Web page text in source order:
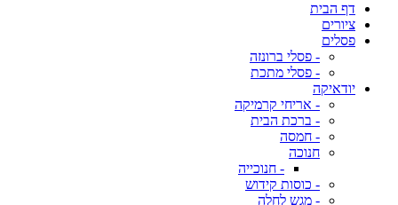
דף הבית
ציורים
פסלים
- פסלי ברונזה
- פסלי מתכת
יודאיקה
- אריחי קרמיקה
- ברכת הבית
- חמסה
חנוכה
- חנוכייה
- כוסות קידוש
- מגש לחלה